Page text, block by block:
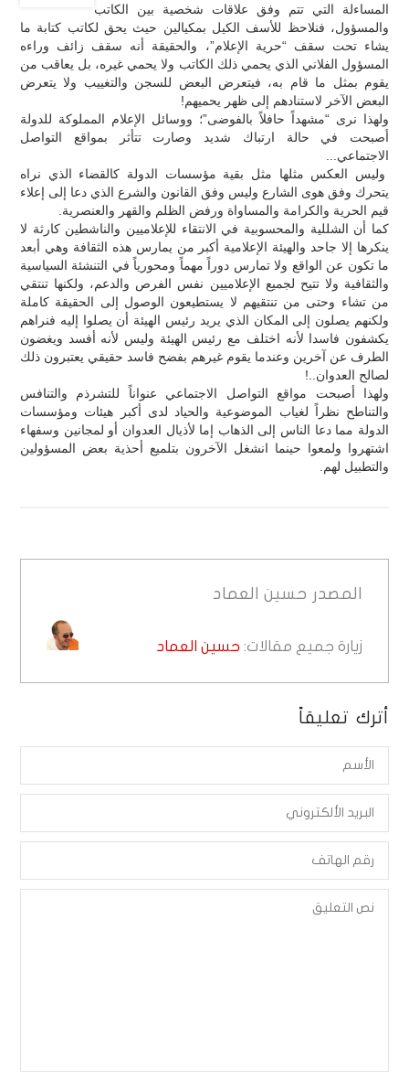
المساءلة التي تتم وفق علاقات شخصية بين الكاتب
والمسؤول، فنلاحظ للأسف الكيل بمكيالين حيث يحق لكاتب كتابة ما
يشاء تحت سقف “حرية الإعلام”، والحقيقة أنه سقف زائف وراءه
المسؤول الفلاني الذي يحمي ذلك الكاتب ولا يحمي غيره، بل يعاقب من
يقوم بمثل ما قام به، فيتعرض البعض للسجن والتغييب ولا يتعرض
البعض الآخر لاستنادهم إلى ظهر يحميهم!
ولهذا نرى “مشهداً حافلاً بالفوضى”؛ ووسائل الإعلام المملوكة للدولة
أصبحت في حالة ارتباك شديد وصارت تتأثر بمواقع التواصل
الاجتماعي...
وليس العكس مثلها مثل بقية مؤسسات الدولة كالقضاء الذي نراه
يتحرك وفق هوى الشارع وليس وفق القانون والشرع الذي دعا إلى إعلاء
قيم الحرية والكرامة والمساواة ورفض الظلم والقهر والعنصرية.
كما أن الشللية والمحسوبية في الانتقاء للإعلاميين والناشطين كارثة لا
ينكرها إلا جاحد والهيئة الإعلامية أكبر من يمارس هذه الثقافة وهي أبعد
ما تكون عن الواقع ولا تمارس دوراً مهماً ومحورياً في التنشئة السياسية
والثقافية ولا تتيح لجميع الإعلاميين نفس الفرص والدعم، ولكنها تنتقي
من تشاء وحتى من تنتقيهم لا يستطيعون الوصول إلى الحقيقة كاملة
ولكنهم يصلون إلى المكان الذي يريد رئيس الهيئة أن يصلوا إليه فنراهم
يكشفون فاسدا لأنه اختلف مع رئيس الهيئة وليس لأنه أفسد ويغضون
الطرف عن آخرين وعندما يقوم غيرهم بفضح فاسد حقيقي يعتبرون ذلك
لصالح العدوان..!
ولهذا أصبحت مواقع التواصل الاجتماعي عنواناً للتشرذم والتنافس
والتناطح نظراً لغياب الموضوعية والحياد لدى أكبر هيئات ومؤسسات
الدولة مما دعا الناس إلى الذهاب إما لأذيال العدوان أو لمجانين وسفهاء
اشتهروا ولمعوا حينما انشغل الآخرون بتلميع أحذية بعض المسؤولين
والتطبيل لهم.
المصدر حسين العماد
زيارة جميع مقالات: حسين العماد
أترك تعليقاً